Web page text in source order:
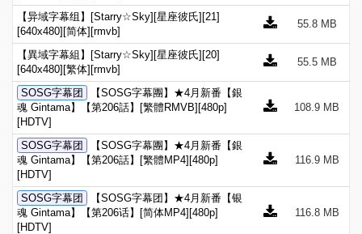
【异域字幕组】[Starry☆Sky][星座彼氏][21]
[640x480][简体][rmvb]
55.8 MB
【異域字幕組】[Starry☆Sky][星座彼氏][20]
[640x480][繁体][rmvb]
55.5 MB
SOSG字幕团
【SOSG字幕團】★4月新番【銀
魂 Gintama】【第206話】[繁體RMVB][480p]
[HDTV]
108.9 MB
SOSG字幕团
【SOSG字幕團】★4月新番【銀
魂 Gintama】【第206話】[繁體MP4][480p]
[HDTV]
116.9 MB
SOSG字幕团
【SOSG字幕团】★4月新番【银
魂 Gintama】【第206话】[简体MP4][480p]
[HDTV]
116.8 MB